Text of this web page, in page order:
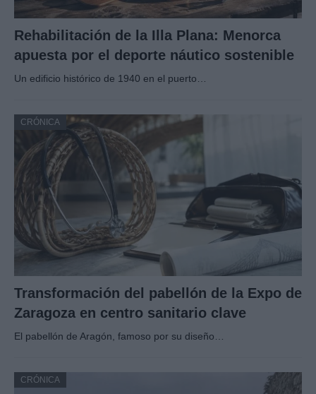
Rehabilitación de la Illa Plana: Menorca
apuesta por el deporte náutico sostenible
Un edificio histórico de 1940 en el puerto…
CRÓNICA
Transformación del pabellón de la Expo de
Zaragoza en centro sanitario clave
El pabellón de Aragón, famoso por su diseño…
CRÓNICA